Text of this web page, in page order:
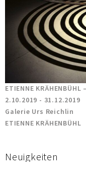
ETIENNE KRÄHENBÜHL
2.10.2019 - 31.12.2019
Galerie Urs Reichlin
ETIENNE KRÄHENBÜHL
Neuigkeiten